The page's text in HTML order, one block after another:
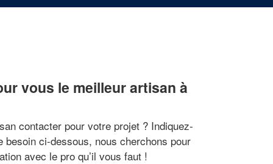
vous le meilleur artisan à
contacter pour votre projet ? Indiquez-
besoin ci-dessous, nous cherchons pour
avec le pro qu’il vous faut !